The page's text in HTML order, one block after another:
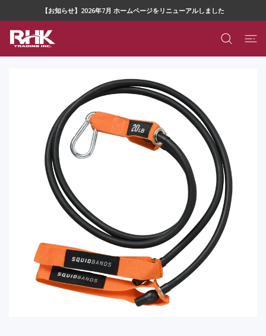
【お知らせ】2026年7月 ホームページをリニューアルしました